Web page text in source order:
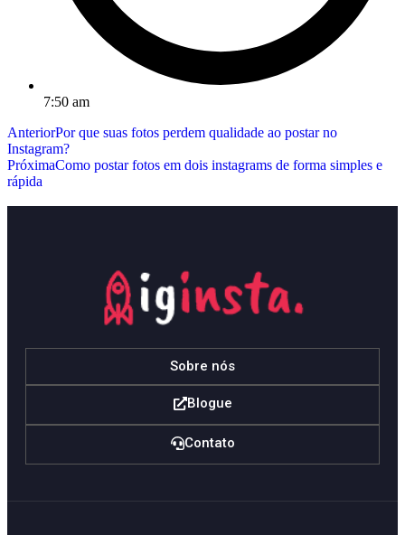
7:50 am
AnteriorPor que suas fotos perdem qualidade ao postar no
Instagram?
PróximaComo postar fotos em dois instagrams de forma simples e
rápida
Sobre nós
Blogue
Contato